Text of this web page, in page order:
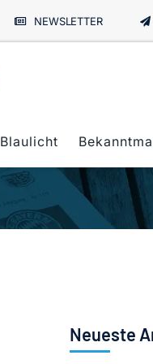
NEWSLETTER
Blaulicht
Neueste